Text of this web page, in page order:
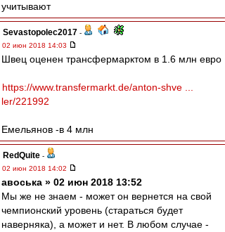
учитывают
Sevastopolec2017 -
02 июн 2018 14:03
Швец оценен трансфермарктом в 1.6 млн евро
https://www.transfermarkt.de/anton-shve ...
ler/221992
Емельянов -в 4 млн
RedQuite -
02 июн 2018 14:02
авоська » 02 июн 2018 13:52
Мы же не знаем - может он вернется на свой
чемпионский уровень (стараться будет
наверняка), а может и нет. В любом случае -